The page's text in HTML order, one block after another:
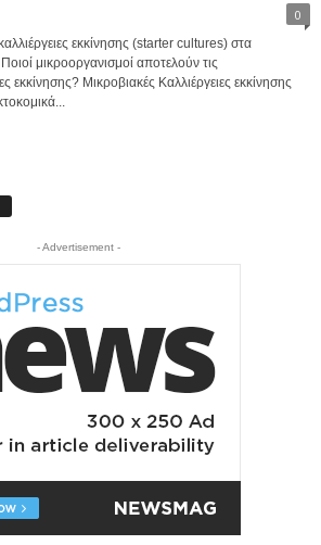
0
καλλιέργειες εκκίνησης (starter cultures) στα
μικροοργανισμοί αποτελούν τις
εκκίνησης? Μικροβιακές Καλλιέργειες εκκίνησης
- Advertisement -